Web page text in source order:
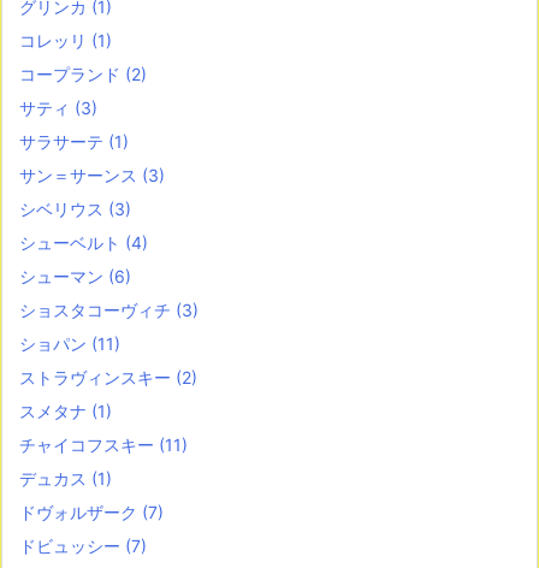
グリンカ (1)
コレッリ (1)
コープランド (2)
サティ (3)
サラサーテ (1)
サン＝サーンス (3)
シベリウス (3)
シューベルト (4)
シューマン (6)
ショスタコーヴィチ (3)
ショパン (11)
ストラヴィンスキー (2)
スメタナ (1)
チャイコフスキー (11)
デュカス (1)
ドヴォルザーク (7)
ドビュッシー (7)